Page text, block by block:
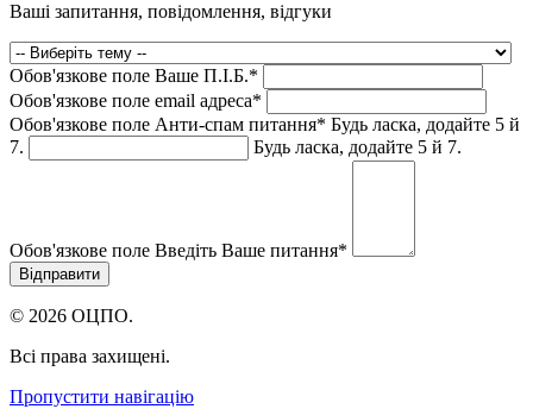
Ваші запитання, повідомлення, відгуки
Обов'язкове поле Ваше П.I.Б.*
Обов'язкове поле email адреса*
Обов'язкове поле Анти-спам питання* Будь ласка, додайте 5 й
7.
Будь ласка, додайте 5 й 7.
Обов'язкове поле Введіть Ваше питання*
© 2026 ОЦПО.
Всі права захищені.
Пропустити навігацію